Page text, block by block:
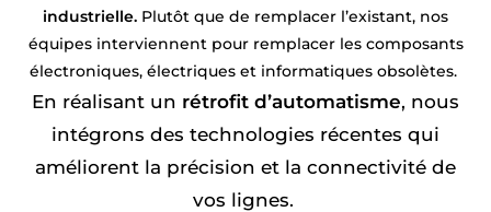
industrielle. Plutôt que de remplacer l’existant, nos
équipes interviennent pour remplacer les composants
électroniques, électriques et informatiques obsolètes.
En réalisant un rétrofit d’automatisme, nous
intégrons des technologies récentes qui
améliorent la précision et la connectivité de
vos lignes.